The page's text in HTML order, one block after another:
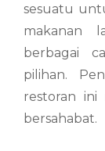
sesuatu
makanan
berbagai
pilihan.
restoran ini
bersahabat.